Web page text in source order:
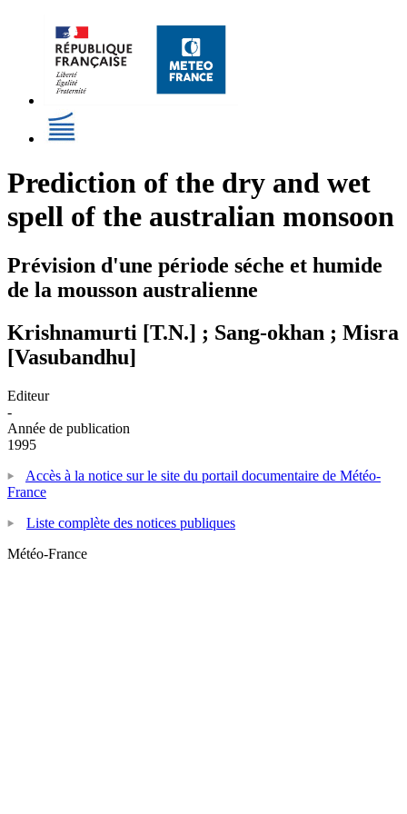
Prediction of the dry and wet
spell of the australian monsoon
Prévision d'une période séche et humide
de la mousson australienne
Krishnamurti [T.N.] ; Sang-okhan ; Misra
[Vasubandhu]
Editeur
-
Année de publication
1995
Accès à la notice sur le site du portail documentaire de Météo-
France
Liste complète des notices publiques
Météo-France